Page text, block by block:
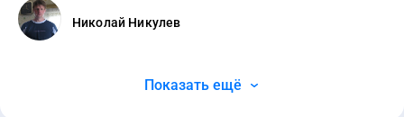
Николай Никулев
Показать ещё